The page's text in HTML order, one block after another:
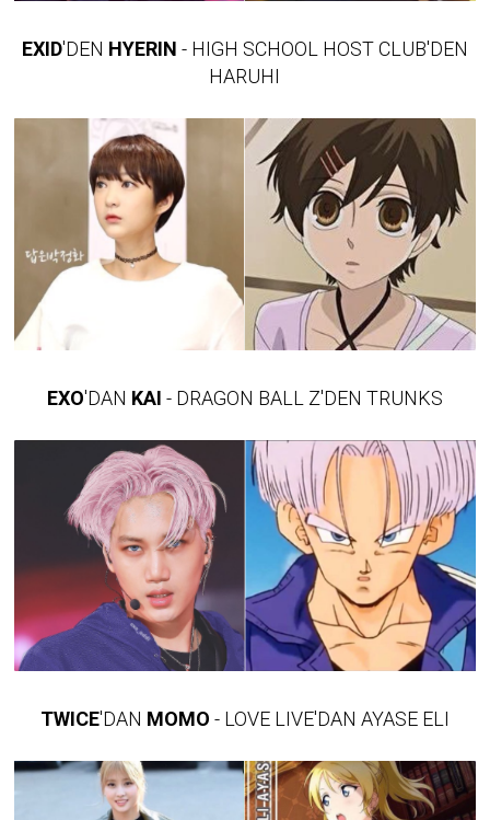
EXID'DEN HYERIN - HIGH SCHOOL HOST CLUB'DEN
HARUHI
EXO'DAN KAI - DRAGON BALL Z'DEN TRUNKS
TWICE'DAN MOMO - LOVE LIVE'DAN AYASE ELI